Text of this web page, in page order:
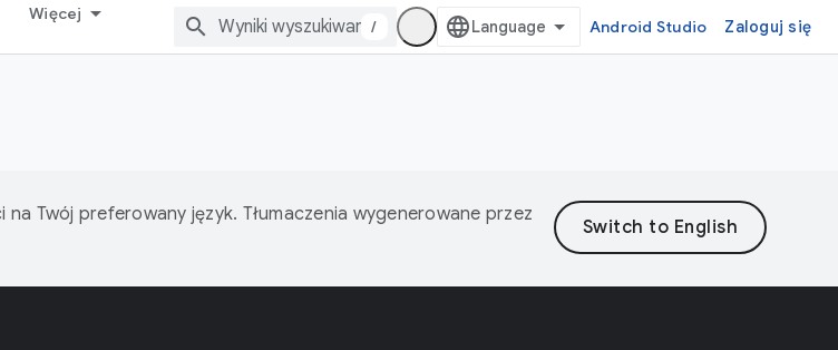
Więcej
/ Android Studio Zaloguj się
Twój preferowany język. Tłumaczenia wygenerowane przez